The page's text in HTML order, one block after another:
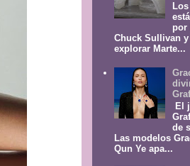
por
Chuck Sullivan
explorar Marte...
El
de
Las modelos
Qun Ye apa...